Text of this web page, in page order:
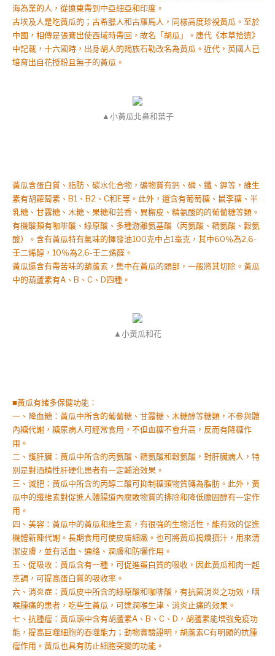
海為業的人，從遠東帶到中亞細亞和印度。
古埃及人是吃黃瓜的；古希臘人和古羅馬人，同樣高度珍視黃瓜。至於
中國，相傳是張鶱出使西域時帶回，故名「胡瓜」。唐代《本草拾遺》
中記載，十六國時，出身胡人的羯族石勒改名為黃瓜。近代，英國人已
培育出自花授粉且無子的黃瓜。
▲小黃瓜北鼻和葉子
黃瓜含蛋白質、脂肪、碳水化合物，礦物質有鈣、磷、鐵、鉀等，維生
素有胡蘿蔔素、B1、B2、C和E等。此外，還含有葡萄糖、鼠李糖、半
乳糖、甘露糖、木糖、果糖和芸香、異檞皮、精氨酸的的葡蔔糖等類。
有機酸類有咖啡酸、綠原酸、多種游離氨基酸（丙氨酸、精氨酸、穀氨
酸）。含有黃瓜特有氣味的揮發油100克中占1毫克，其中60％為2,6-
壬二烯醇，10％為2,6-壬二烯醛。
黃瓜還含有帶苦味的葫蘆素，集中在黃瓜的頭部，一般將其切除。黃瓜
中的葫蘆素有A、B、C、D四種。
▲小黃瓜和花
■黃瓜有諸多保健功能：
一、降血糖：黃瓜中所含的葡蔔糖、甘露糖、木糖醇等糖類，不參與體
內糖代謝，糖尿病人可經常食用，不但血糖不會升高，反而有降糖作
用。
二、護肝臟：黃瓜中所含的丙氨酸、精氨酸和穀氨酸，對肝臟病人，特
別是對酒精性肝硬化患者有一定輔治效果。
三、減肥：黃瓜中所含的丙醇二酸可抑制糖類物質轉為脂肪。此外，黃
瓜中的纖維素對促進人體腸道內腐敗物質的排除和降低膽固醇有一定作
用。
四、美容：黃瓜中的黃瓜和維生素，有很強的生物活性，能有效的促進
機體新陳代謝。長期食用可使皮膚細嫩。也可將黃瓜搗爛擠汁，用來清
潔皮膚，並有活血、通絡、潤膚和防曬作用。
五、促吸收：黃瓜含有一種，可促進蛋白質的吸收，因此黃瓜和肉一起
烹調，可提高蛋白質的吸收率。
六、消炎症：黃瓜皮中所含的綠原酸和咖啡酸，有抗菌消炎之功效，咽
喉腫痛的患者，吃些生黃瓜，可達潤喉生津、消炎止痛的效果。
七、抗腫瘤：黃瓜頭中含有胡蘆素A、B、C、D，胡蘆素能增強免疫功
能，提高巨噬細胞的吞噬能力；動物實驗證明，胡蘆素C有明顯的抗腫
瘤作用。黃瓜也具有防止細胞突變的功能。